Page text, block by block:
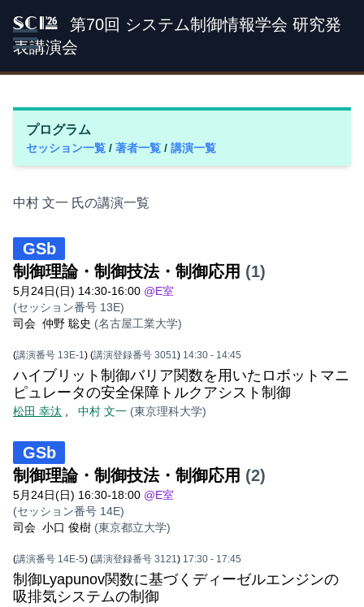
SCI '26
第70回 システム制御情報学会 研究発
表講演会
プログラム
セッション一覧 / 著者一覧 / 講演一覧
中村 文一 氏の講演一覧
GSb
制御理論・制御技法・制御応用 (1)
5月24日(日) 14:30-16:00 @E室
(セッション番号 13E)
司会 仲野 聡史 (名古屋工業大学)
(講演番号 13E-1) (講演登録番号 3051) 14:30 - 14:45
ハイブリット制御バリア関数を用いたロボットマニ
ピュレータの安全保障トルクアシスト制御
松田 幸汰 中村 文一 (東京理科大学)
GSb
制御理論・制御技法・制御応用 (2)
5月24日(日) 16:30-18:00 @E室
(セッション番号 14E)
司会 小口 俊樹 (東京都立大学)
(講演番号 14E-5) (講演登録番号 3121) 17:30 - 17:45
制御Lyapunov関数に基づくディーゼルエンジンの
吸排気システムの制御